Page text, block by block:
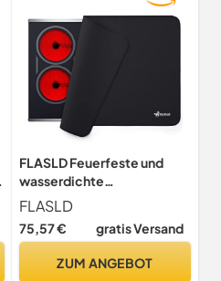
Und Mohn
FLASLD Feuerfeste und
wasserdichte
Herdabdeckplattenabdeck
ungen, 53.5 x 74 cm,
Elektroherdabdeckung,
Herdabdeckung, Keramik-
FLASLD
75,57 € gratis Versand
ZUM ANGEBOT